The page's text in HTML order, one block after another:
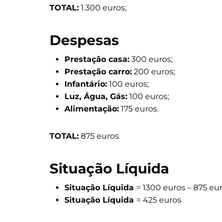
TOTAL: 1.300 euros;
Despesas
Prestação casa: 300 euros;
Prestação carro: 200 euros;
Infantário: 100 euros;
Luz, Água, Gás: 100 euros;
Alimentação: 175 euros.
TOTAL: 875 euros
Situação Líquida
Situação Líquida = 1300 euros – 875
Situação Líquida = 425 euros